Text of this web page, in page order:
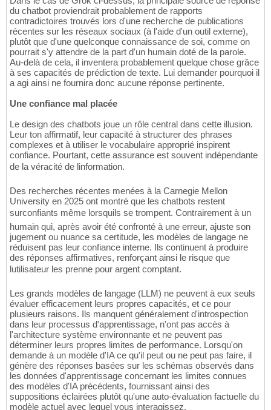
du chatbot proviendrait probablement de rapports
contradictoires trouvés lors d'une recherche de publications
récentes sur les réseaux sociaux (à l'aide d'un outil externe),
plutôt que d'une quelconque connaissance de soi, comme on
pourrait s'y attendre de la part d'un humain doté de la parole.
Au-delà de cela, il inventera probablement quelque chose grâce
à ses capacités de prédiction de texte. Lui demander pourquoi il
a agi ainsi ne fournira donc aucune réponse pertinente.
Une confiance mal placée
Le design des chatbots joue un rôle central dans cette illusion.
Leur ton affirmatif, leur capacité à structurer des phrases
complexes et à utiliser le vocabulaire approprié inspirent
confiance. Pourtant, cette assurance est souvent indépendante
de la véracité de linformation.
Des recherches récentes menées à la Carnegie Mellon
University en 2025 ont montré que les chatbots restent
surconfiants même lorsquils se trompent. Contrairement à un
humain qui, après avoir été confronté à une erreur, ajuste son
jugement ou nuance sa certitude, les modèles de langage ne
réduisent pas leur confiance interne. Ils continuent à produire
des réponses affirmatives, renforçant ainsi le risque que
lutilisateur les prenne pour argent comptant.
Les grands modèles de langage (LLM) ne peuvent à eux seuls
évaluer efficacement leurs propres capacités, et ce pour
plusieurs raisons. Ils manquent généralement d'introspection
dans leur processus d'apprentissage, n'ont pas accès à
l'architecture système environnante et ne peuvent pas
déterminer leurs propres limites de performance. Lorsqu'on
demande à un modèle d'IA ce qu'il peut ou ne peut pas faire, il
génère des réponses basées sur les schémas observés dans
les données d'apprentissage concernant les limites connues
des modèles d'IA précédents, fournissant ainsi des
suppositions éclairées plutôt qu'une auto-évaluation factuelle du
modèle actuel avec lequel vous interagissez.